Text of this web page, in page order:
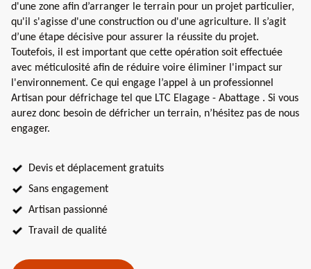
d'une zone afin d’arranger le terrain pour un projet particulier,
qu'il s'agisse d'une construction ou d'une agriculture. Il s’agit
d’une étape décisive pour assurer la réussite du projet.
Toutefois, il est important que cette opération soit effectuée
avec méticulosité afin de réduire voire éliminer l'impact sur
l'environnement. Ce qui engage l’appel à un professionnel
Artisan pour défrichage tel que LTC Elagage - Abattage . Si vous
aurez donc besoin de défricher un terrain, n’hésitez pas de nous
engager.
Devis et déplacement gratuits
Sans engagement
Artisan passionné
Travail de qualité